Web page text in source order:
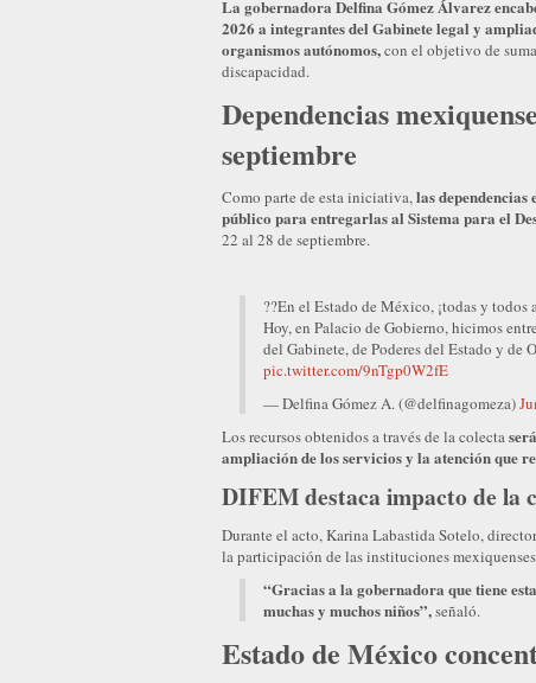
La gobernadora Delfina Gómez Álvarez
2026 a integrantes del Gabinete legal y
organismos autónomos,con el objetivo de
discapacidad.
Dependencias
septiembre
Como parte de esta iniciativa,las
público para entregarlas al Sistema para el
22 al 28 de septiembre.
??En el Estado de México, ¡todas y todos
Hoy, en Palacio de Gobierno, hicimos
del Gabinete, de Poderes del Estado y
pic.twitter.com/9nTgp0W2fE
— Delfina Gómez A. (@delfinagomeza)
Los recursos obtenidos a través de la colecta
ampliación de los servicios y la atención que
DIFEM destaca impacto de la
Durante el acto, Karina Labastida Sotelo,
la participación de las instituciones mexiquenses
“Gracias a la gobernadora que tiene
muchas y muchos niños”,señaló.
Estado de México